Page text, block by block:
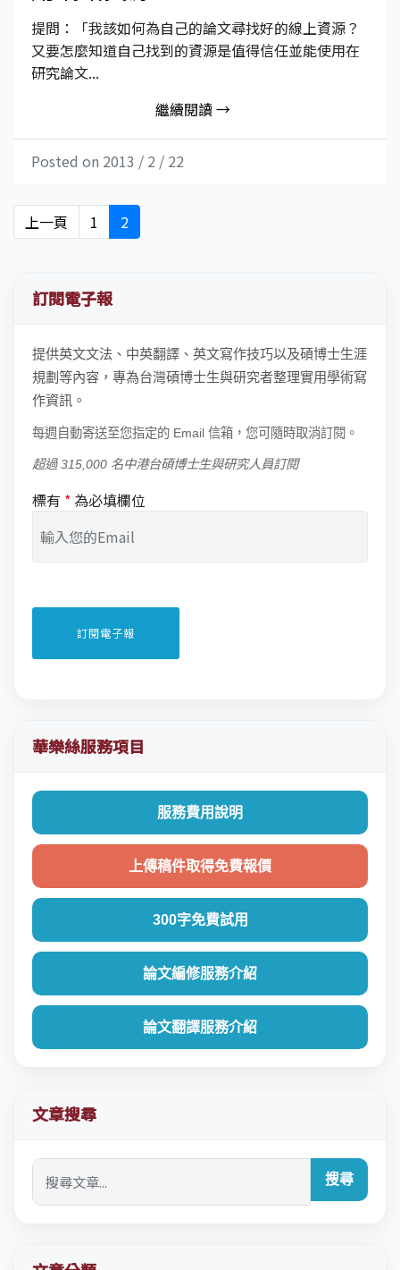
提問：「我該如何為自己的論文尋找好的線上資源？
又要怎麼知道自己找到的資源是值得信任並能使用在
研究論文...
繼續閱讀 →
Posted on 2013 / 2 / 22
上一頁 1 2
訂閱電子報
提供英文文法、中英翻譯、英文寫作技巧以及碩博士生涯
規劃等內容，專為台灣碩博士生與研究者整理實用學術寫
作資訊。
每週自動寄送至您指定的 Email 信箱，您可隨時取消訂閱。
超過 315,000 名中港台碩博士生與研究人員訂閱
標有 * 為必填欄位
華樂絲服務項目
服務費用說明
上傳稿件取得免費報價
300字免費試用
論文編修服務介紹
論文翻譯服務介紹
文章搜尋
搜尋